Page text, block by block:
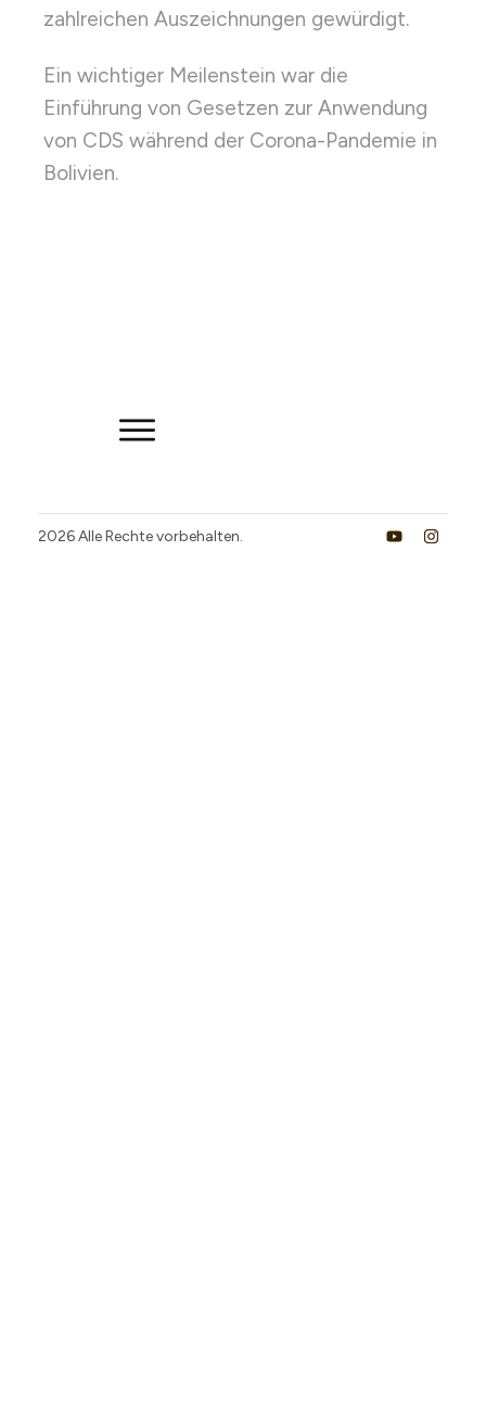
zahlreichen Auszeichnungen gewürdigt.
Ein wichtiger Meilenstein war die
Einführung von Gesetzen zur Anwendung
von CDS während der Corona-Pandemie in
Bolivien.
2026Alle Rechte vorbehalten.